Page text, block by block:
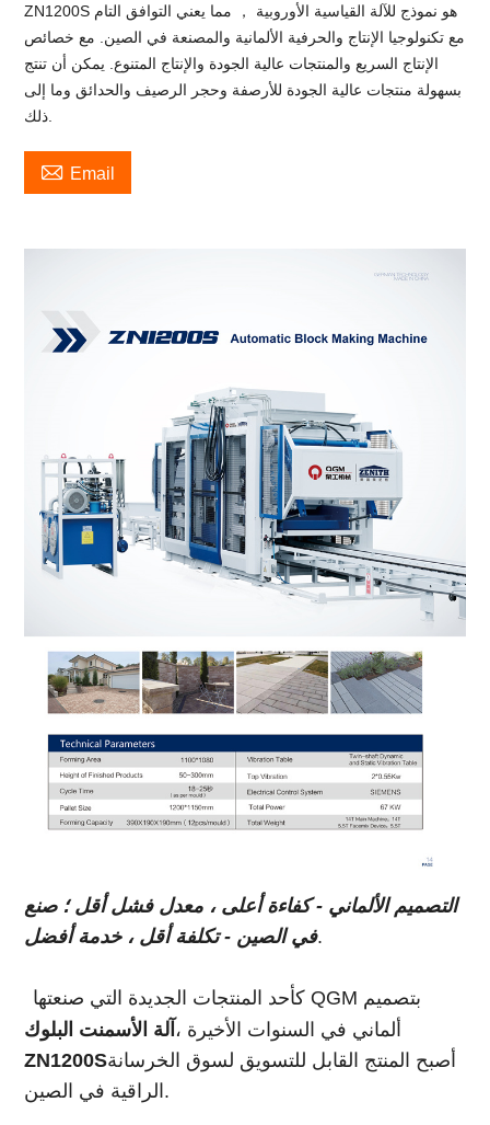
ZN1200S هو نموذج للآلة القياسية الأوروبية ， مما يعني التوافق التام
مع تكنولوجيا الإنتاج والحرفية الألمانية والمصنعة في الصين. مع خصائص
الإنتاج السريع والمنتجات عالية الجودة والإنتاج المتنوع. يمكن أن تنتج
بسهولة منتجات عالية الجودة للأرصفة وحجر الرصيف والحدائق وما إلى
 Email
التصميم الألماني - كفاءة أعلى ، معدل فشل أقل ؛ صنع
في الصين - تكلفة أقل ، خدمة أفضل.
كأحد المنتجات الجديدة التي صنعتها QGM بتصميم
ألماني في السنوات الأخيرة ، آلة الأسمنت البلوك
ZN1200Sأصبح المنتج القابل للتسويق لسوق الخرسانة
الراقية في الصين.